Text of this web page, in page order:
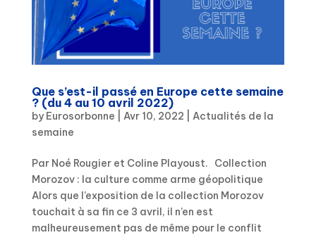
Que s’est-il passé en Europe cette semaine
? (du 4 au 10 avril 2022)
by Eurosorbonne Avr 10, 2022
Actualités de la
semaine
Par Noé Rougier et Coline Playoust. Collection
Morozov : la culture comme arme géopolitique
Alors que l’exposition de la collection Morozov
touchait à sa fin ce 3 avril, il n’en est
malheureusement pas de même pour le conflit